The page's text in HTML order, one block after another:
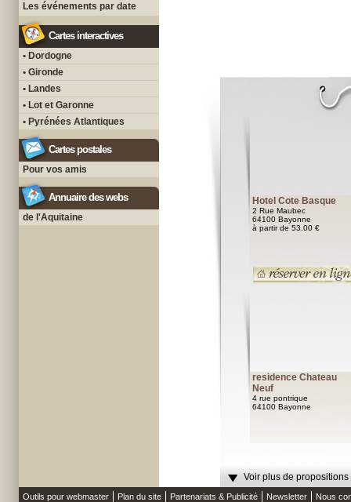
Les événements par date
Cartes interactives
• Dordogne
• Gironde
• Landes
• Lot et Garonne
• Pyrénées Atlantiques
Cartes postales
Pour vos amis
Annuaire des webs
de l'Aquitaine
Hotel Cote Basque
2 Rue Maubec
64100 Bayonne
à partir de 53.00 €
residence Chateau
Neuf
4 rue pontrique
64100 Bayonne
Voir plus de
Outils pour webmaster Plan du site Partenariats & Publicité Newsletter Nous